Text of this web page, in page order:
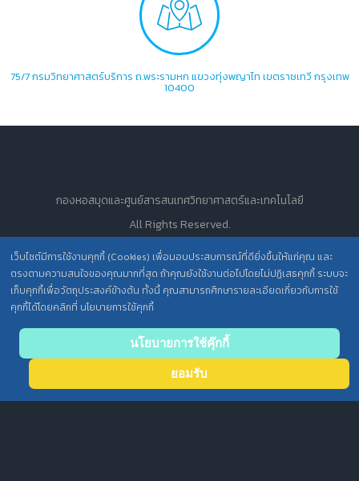
75/7 กรมวิทยาศาสตร์บริการ ถ.พระรามหก แขวงทุ่งพญาไท เขตราชเทวี กรุงเทพ
10400
เว็บไซต์มีการใช้งานคุกกี้ (Cookies) เพื่อมอบประสบการณ์ที่ดียิ่งขึ้นให้แก่คุณ และ
ตรงตามความสนใจของคุณมากที่สุด ถ้าคุณยังใช้งานต่อไปโดยไม่ปฏิเสธคุกกี้ ระบบจะ
เก็บคุกกี้เพื่อวัตถุประสงค์ข้างต้น ทั้งนี้ คุณสามารถศึกษารายละเอียดเกี่ยวกับการใช้
คุกกี้ได้โดยคลิกที่ นโยบายการใช้คุกกี้
นโยบายการใช้คุ๊กกี้
ยอมรับ
กองหอสมุดและศูนย์สารสนเทศวิทยาศาสตร์และเทคโนโลยี
All Rights Reserved.
นโยบายการคุ้มครองข้อมูลส่วนบุคคล วศ. /
ประกาศความเป็นส่วนตัว (Privacy Notice) สำหรับการบริการสารสนเทศ
to top